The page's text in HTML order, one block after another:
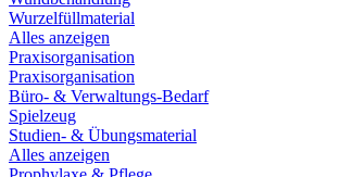
Wurzelfüllmaterial
Alles anzeigen
Praxisorganisation
Praxisorganisation
Büro- & Verwaltungs-Bedarf
Spielzeug
Studien- & Übungsmaterial
Alles anzeigen